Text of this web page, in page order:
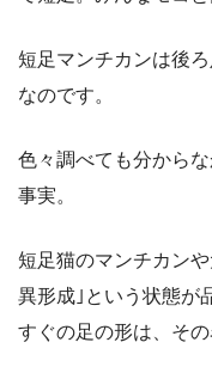
短足マンチカンは後
なのです。
色々調べても分から
事実。
短足猫のマンチカン
異形成｣という状態が
すぐの足の形は、その